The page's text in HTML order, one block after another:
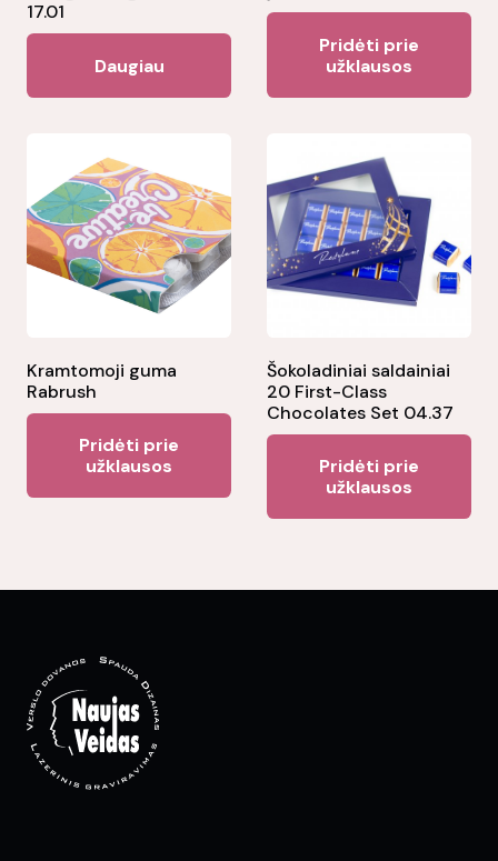
17.01
Daugiau
Pridėti prie
užklausos
Kramtomoji guma
Rabrush
Pridėti prie
užklausos
Šokoladiniai saldainiai
20 First-Class
Chocolates Set 04.37
Pridėti prie
užklausos